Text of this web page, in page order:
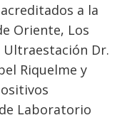
a la
Oriente, Los
Ultraestación Dr.
Riquelme y
Laboratorio